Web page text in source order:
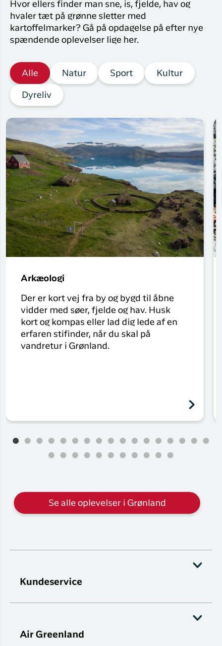
Hvor ellers finder man sne, is, fjelde, hav og
hvaler tæt på grønne sletter med
kartoffelmarker? Gå på opdagelse på efter nye
spændende oplevelser lige her.
Alle Natur Sport Kultur
Dyreliv
Arkæologi
Der er kort vej fra by og bygd til åbne
vidder med søer, fjelde og hav. Husk
kort og kompas eller lad dig lede af en
erfaren stifinder, når du skal på
vandretur i Grønland.
Se alle oplevelser i Grønland
Kundeservice
Air Greenland